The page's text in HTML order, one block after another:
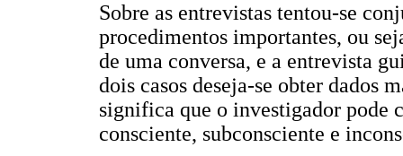
Sobre as entrevistas tentou-se
procedimentos importantes, ou
de uma conversa, e a entrevista
dois casos deseja-se obter dados
significa que o investigador pode
consciente, subconsciente e